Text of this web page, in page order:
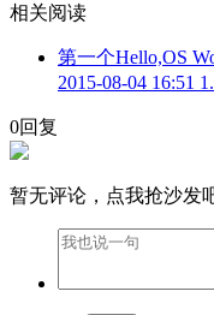
相关阅读
第一个Hello,OS
2015-08-04 16:51
0回复
暂无评论，点我抢沙发